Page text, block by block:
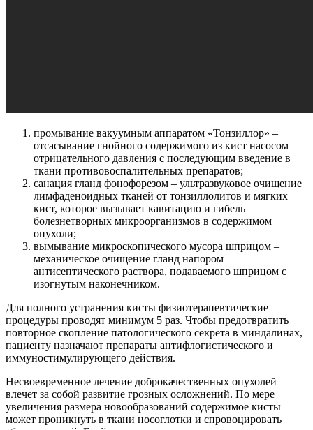
промывание вакуумным аппаратом «Тонзиллор» –
отсасывание гнойного содержимого из кист насосом
отрицательного давления с последующим введение в
ткани противовоспалительных препаратов;
санация гланд фонофорезом – ультразвуковое очищение
лимфаденоидных тканей от тонзиллолитов и мягких
кист, которое вызывает кавитацию и гибель
болезнетворных микроорганизмов в содержимом
опухоли;
вымывание микроскопического мусора шприцом –
механическое очищение гланд напором
антисептического раствора, подаваемого шприцом с
изогнутым наконечником.
Для полного устранения кисты физиотерапевтические
процедуры проводят минимум 5 раз. Чтобы предотвратить
повторное скопление патологического секрета в миндалинах,
пациенту назначают препараты антифлогистического и
иммуностимулирующего действия.
Несвоевременное лечение доброкачественных опухолей
влечет за собой развитие грозных осложнений. По мере
увеличения размера новообразований содержимое кисты
может проникнуть в ткани носоглотки и спровоцировать